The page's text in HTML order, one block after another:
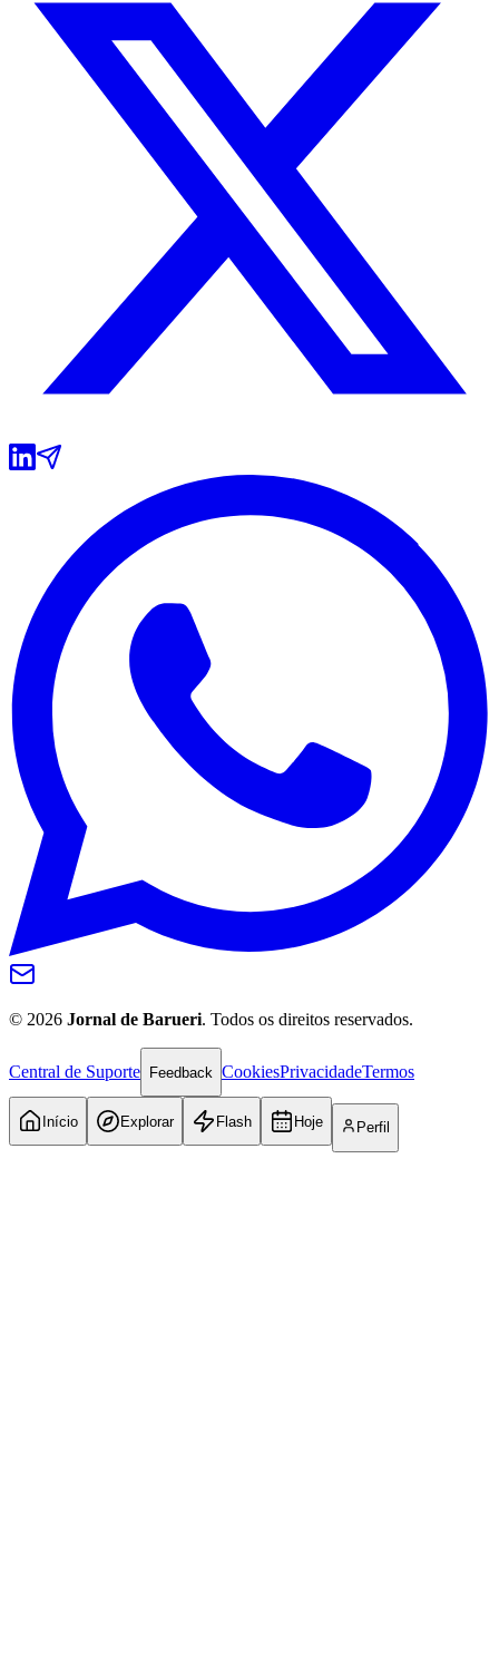
Grêmio
© 2026 Jornal de Barueri. Todos os direitos reservados.
Central de Suporte Feedback CookiesPrivacidadeTermos
Início Explorar Flash Hoje Perfil